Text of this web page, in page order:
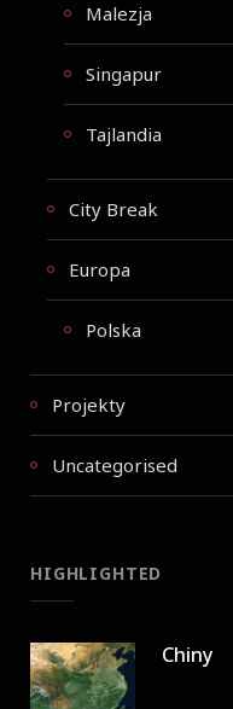
Malezja
Singapur
Tajlandia
City Break
Europa
Polska
Projekty
Uncategorised
HIGHLIGHTED
Chiny